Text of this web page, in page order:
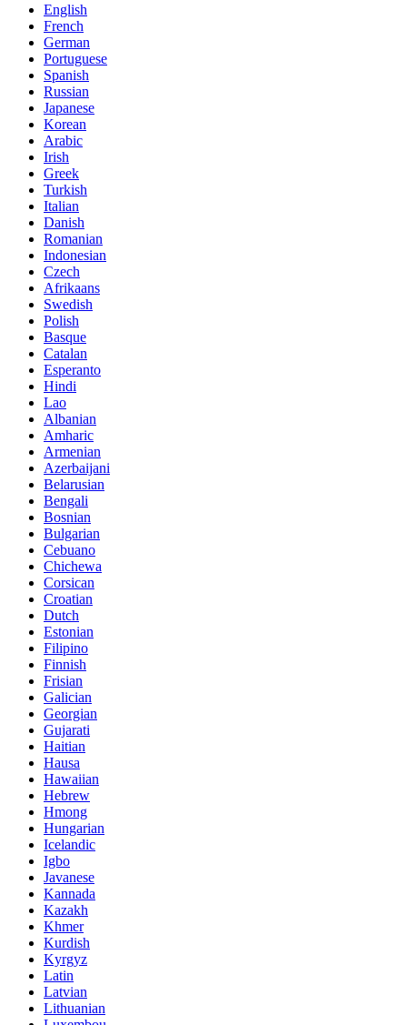
English
French
German
Portuguese
Spanish
Russian
Japanese
Korean
Arabic
Irish
Greek
Turkish
Italian
Danish
Romanian
Indonesian
Czech
Afrikaans
Swedish
Polish
Basque
Catalan
Esperanto
Hindi
Lao
Albanian
Amharic
Armenian
Azerbaijani
Belarusian
Bengali
Bosnian
Bulgarian
Cebuano
Chichewa
Corsican
Croatian
Dutch
Estonian
Filipino
Finnish
Frisian
Galician
Georgian
Gujarati
Haitian
Hausa
Hawaiian
Hebrew
Hmong
Hungarian
Icelandic
Igbo
Javanese
Kannada
Kazakh
Khmer
Kurdish
Kyrgyz
Latin
Latvian
Lithuanian